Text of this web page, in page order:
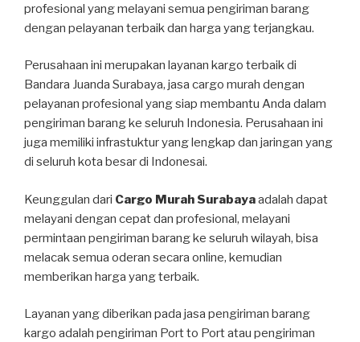
profesional yang melayani semua pengiriman barang
dengan pelayanan terbaik dan harga yang terjangkau.
Perusahaan ini merupakan layanan kargo terbaik di
Bandara Juanda Surabaya, jasa cargo murah dengan
pelayanan profesional yang siap membantu Anda dalam
pengiriman barang ke seluruh Indonesia. Perusahaan ini
juga memiliki infrastuktur yang lengkap dan jaringan yang
di seluruh kota besar di Indonesai.
Keunggulan dari Cargo Murah Surabayaadalah dapat
melayani dengan cepat dan profesional, melayani
permintaan pengiriman barang ke seluruh wilayah, bisa
melacak semua oderan secara online, kemudian
memberikan harga yang terbaik.
Layanan yang diberikan pada jasa pengiriman barang
kargo adalah pengiriman Port to Port atau pengiriman